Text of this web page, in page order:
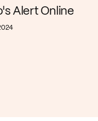
Alert Online